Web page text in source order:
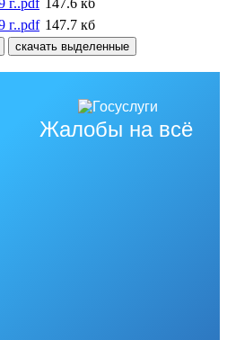
г..pdf 147.7 кб
скачать выделенные
Жалобы на всё